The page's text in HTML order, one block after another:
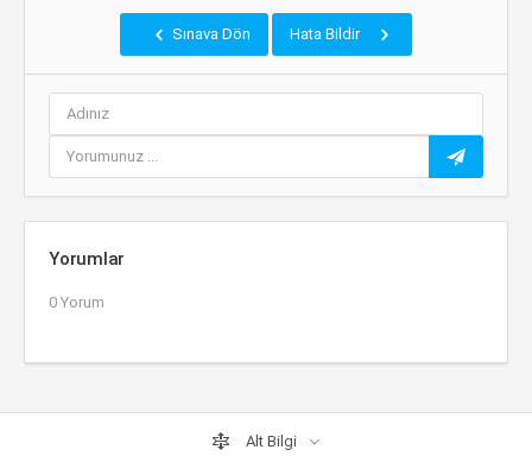
Sınava Dön Hata Bildir
Yorumlar
0 Yorum
Alt Bilgi